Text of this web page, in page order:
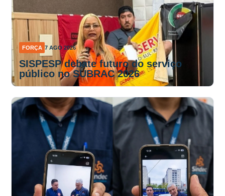
FORÇA 7 AGO 2026
SISPESP debate futuro do serviço
público no SUBRAC 2026